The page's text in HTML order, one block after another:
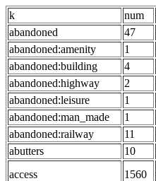
k num
abandoned
47
abandoned:amenity
1
abandoned:building
4
abandoned:highway
2
abandoned:leisure
1
abandoned:man_made
1
abandoned:railway
11
abutters
10
access
1560